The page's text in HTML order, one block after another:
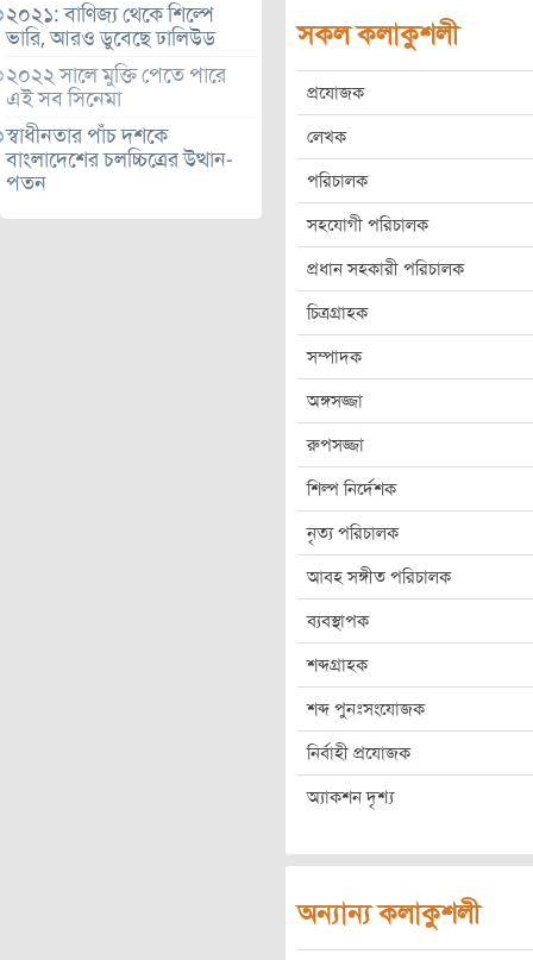
২০২১: বাণিজ্য থেকে শিল্পে
ভারি, আরও ডুবেছে ঢালিউড
২০২২ সালে মুক্তি পেতে পারে
এই সব সিনেমা
স্বাধীনতার পাঁচ দশকে
বাংলাদেশের চলচ্চিত্রের উত্থান-
পতন
সকল কলাকুশলী
প্রযোজক
লেখক
পরিচালক
সহযোগী পরিচালক
প্রধান সহকারী পরিচালক
চিত্রগ্রাহক
সম্পাদক
অঙ্গসজ্জা
রুপসজ্জা
শিল্প নির্দেশক
নৃত্য পরিচালক
আবহ সঙ্গীত পরিচালক
ব্যবস্থাপক
শব্দগ্রাহক
শব্দ পুনঃসংযোজক
নির্বাহী প্রযোজক
অ্যাকশন দৃশ্য
অন্যান্য কলাকুশলী